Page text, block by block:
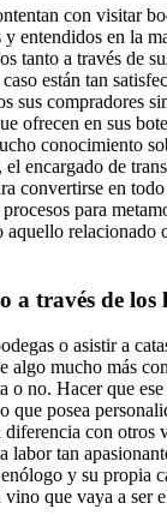
con visitar
entendidos en la
tanto a través de
están tan
sus compradores
ofrecen en sus
conocimiento
encargado de
convertirse en
para
aquello relacionado
a través de los
o asistir a
algo mucho más
o no. Hacer que
que posea
con otros
labor tan
y su propia
que vaya a ser